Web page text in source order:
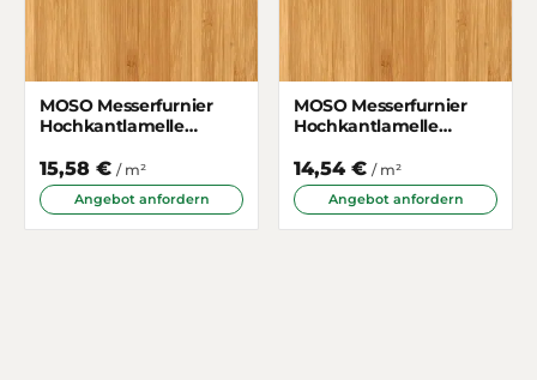
MOSO Messerfurnier
Hochkantlamelle
schmal lang
15,58 € / m²
Angebot anfordern
MOSO Messerfurnier
Hochkantlamelle
breit
14,54 € / m²
Angebot anfordern